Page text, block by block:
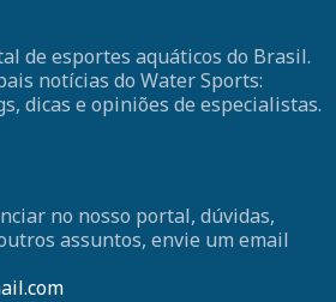
de esportes aquáticos do Brasil.
notícias do Water Sports:
dicas e opiniões de especialistas.
no nosso portal, dúvidas,
assuntos, envie um email